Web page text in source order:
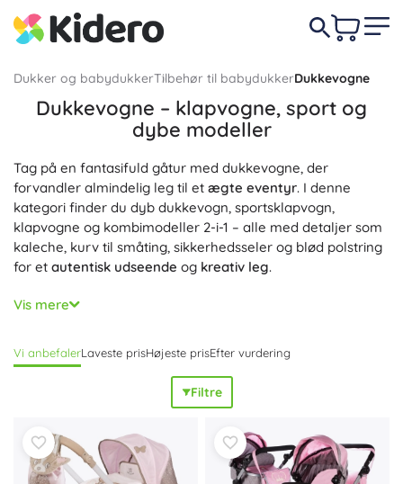
Dukker og babydukkerTilbehør til babydukkerDukkevogne
Dukkevogne – klapvogne, sport og
dybe modeller
Tag på en fantasifuld gåtur med dukkevogne, der
forvandler almindelig leg til et ægte eventyr. I denne
kategori finder du dyb dukkevogn, sportsklapvogn,
klapvogne og kombimodeller 2-i-1 – alle med detaljer som
kaleche, kurv til småting, sikkerhedsseler og blød polstring
for et autentisk udseende og kreativ leg.
Let, men
manøvrering
og har højdejusterbart håndtag, så de følger barnets
vedligeholdelsen
størrelser passer til dukker i flere størrelser. Vælg mellem
dybe, sportslige, klapvogne og vogne til tvillinger, og
fuldend dem med praktisk tilbehør – pusletaske til vognen,
kørepose, regnslag eller pusleunderlag. Leg med en
dukkevogn styrker empati fin- og grovmotoriksamt
Vis mere
Vi anbefalerLaveste prisHøjeste prisEfter vurdering
Filtre